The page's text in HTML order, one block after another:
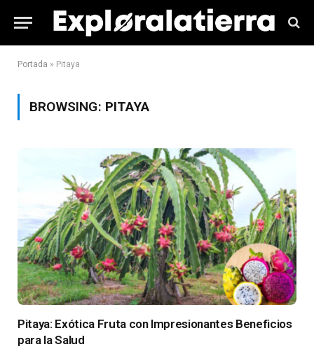
Portada » Pitaya
BROWSING: PITAYA
Pitaya: Exótica Fruta con Impresionantes Beneficios
para la Salud